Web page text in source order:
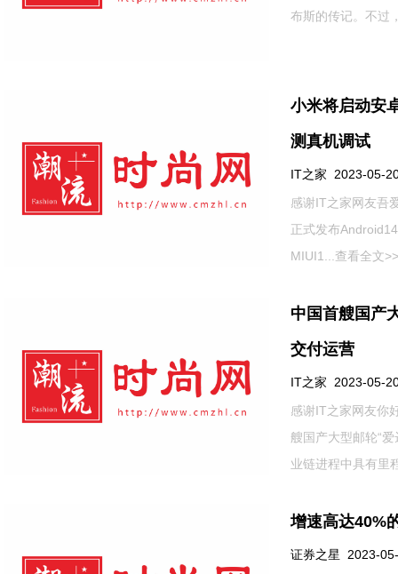
布斯的传记。不过
小米将启动安
测真机调试
IT之家 2023-05-
感谢IT之家网友吾
正式发布
MIUI1... 查看全文>>
中国首艘国产
交付运营
IT之家 2023-05-
感谢IT之家网友你
艘国产大型邮轮“
业链进程中具有里
增速高达40%
证券之星 2023-